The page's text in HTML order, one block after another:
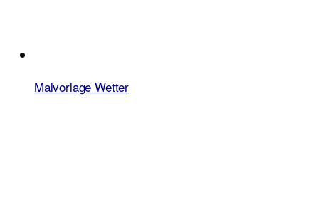
Malvorlage Wetter